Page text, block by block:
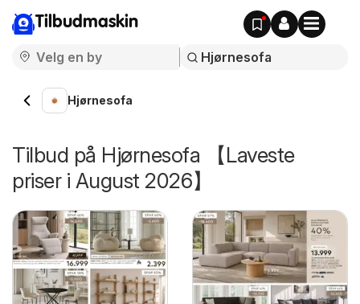
Tilbudmaskin
Hjørnesofa
Tilbud på Hjørnesofa 【Laveste
priser i August 2026】